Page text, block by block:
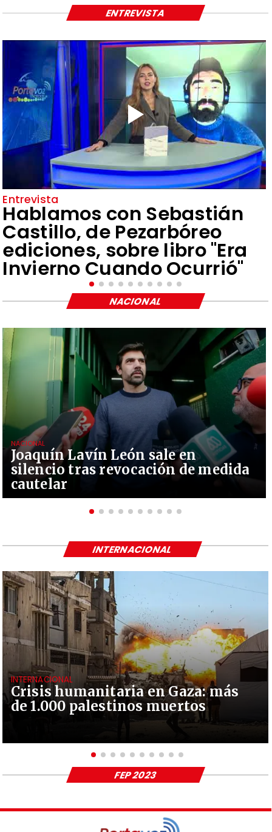
Entrevista
Hablamos con Sebastián
Castillo, de Pezarbóreo
ediciones, sobre libro "Era
Invierno Cuando Ocurrió"
ENTREVISTA
Joaquín Lavín León sale en
silencio tras revocación de medida
cautelar
NACIONAL
NACIONAL
Crisis humanitaria en Gaza: más
de 1.000 palestinos muertos
INTERNACIONAL
INTERNACIONAL
FEP 2023